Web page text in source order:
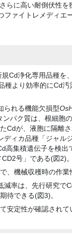
らに高い耐倒伏性
ァイトレメディエ
Cd浄化専用品種を
種より効率的にCd
られる機能欠損型
パク質は、根細胞
Cdが、液胞に隔離
ィカ品種「ジャル
高集積遺伝子を検出
号」である(図2)。
、機械収穫時の作業
減率は、先行研究で
待できる(図3)。
安定性が確認されて